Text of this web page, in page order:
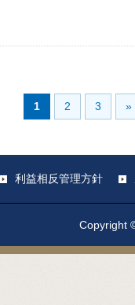
1 2 3 »
利益相反管理方針
Copyright